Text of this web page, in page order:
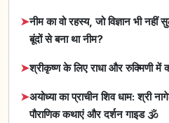
➤नीम का वो रहस्य, जो विज्ञान भी
बूंदों से बना था नीम?
➤श्रीकृष्ण के लिए राधा और रुक्मिणी में
➤अयोध्या का प्राचीन शिव धाम: श्री
पौराणिक कथाएं और दर्शन गाइड 🕉️